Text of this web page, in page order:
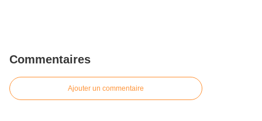
Commentaires
Ajouter un commentaire